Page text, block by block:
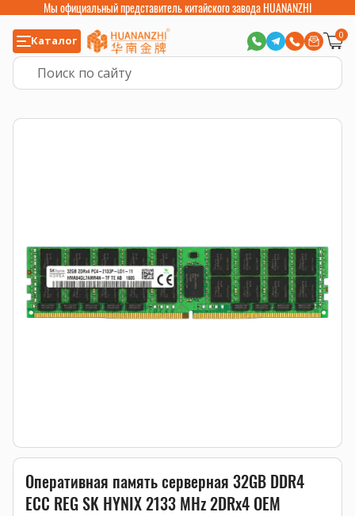
Мы официальный представитель китайского завода HUANANZHI
Каталог 0
Оперативная память серверная 32GB DDR4
ECC REG SK HYNIX 2133 MHz 2DRx4 OEM